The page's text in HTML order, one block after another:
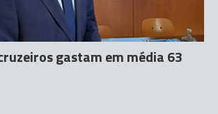
gastam em média 63